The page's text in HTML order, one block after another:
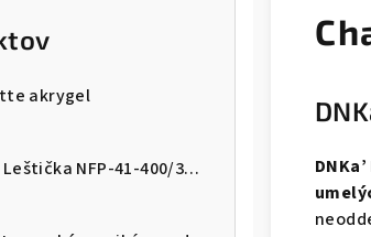
akrygel
Staleks Pro Leštička NFP-41-400/3000